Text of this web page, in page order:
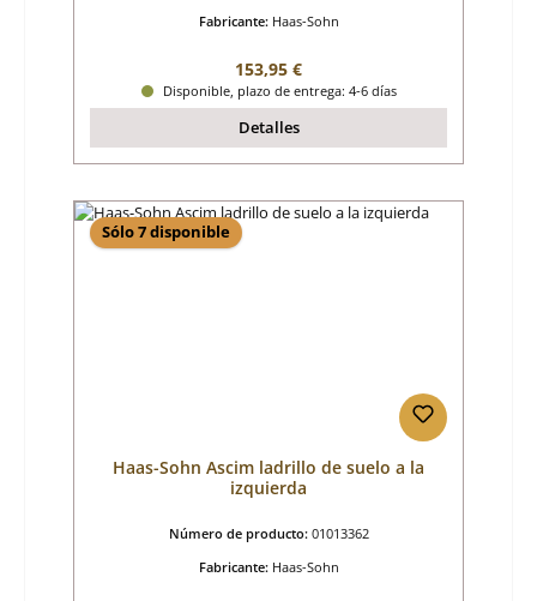
Fabricante: Haas-Sohn
Precio normal:
153,95 €
Disponible, plazo de entrega: 4-6 días
Detalles
Sólo 7 disponible
Haas-Sohn Ascim ladrillo de suelo a la
izquierda
Número de producto: 01013362
Fabricante: Haas-Sohn